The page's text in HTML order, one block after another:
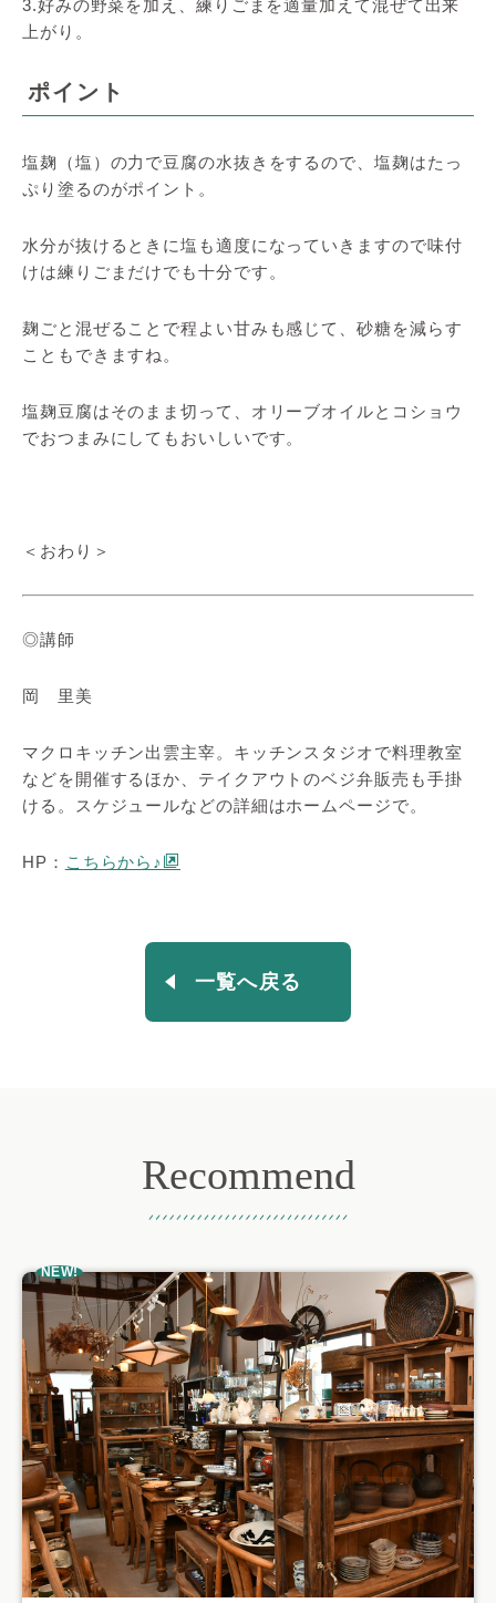
3.好みの野菜を加え、練りごまを適量加えて混ぜて出来
上がり。
ポイント
塩麹（塩）の力で豆腐の水抜きをするので、塩麹はたっ
ぷり塗るのがポイント。
水分が抜けるときに塩も適度になっていきますので味付
けは練りごまだけでも十分です。
麹ごと混ぜることで程よい甘みも感じて、砂糖を減らす
こともできますね。
塩麹豆腐はそのまま切って、オリーブオイルとコショウ
でおつまみにしてもおいしいです。
＜おわり＞
◎講師
岡 里美
マクロキッチン出雲主宰。キッチンスタジオで料理教室
などを開催するほか、テイクアウトのベジ弁販売も手掛
ける。スケジュールなどの詳細はホームページで。
HP： こちらから♪
一覧へ戻る
Recommend
NEW!